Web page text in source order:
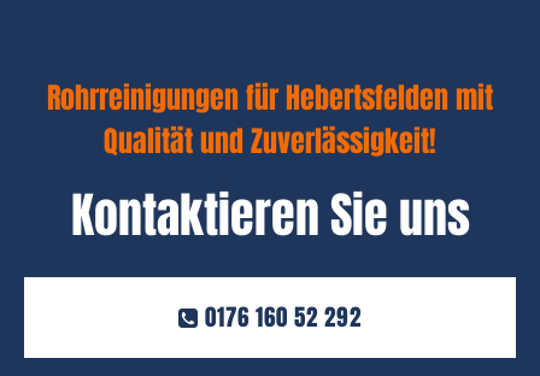
Rohrreinigungen für Hebertsfelden mit
Qualität und Zuverlässigkeit!
Kontaktieren Sie uns
0176 160 52 292